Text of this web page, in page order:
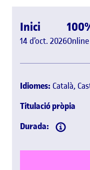
Inici
14 d’oct. 2026Online
Idiomes: Català,
Titulació pròpia
Durada: